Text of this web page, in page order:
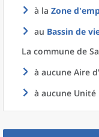
à la Zone
au Bassin de
La commune de
à aucune Aire
à aucune Unité